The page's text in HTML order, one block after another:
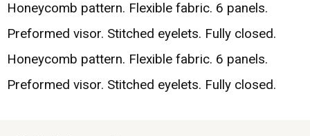
Honeycomb pattern. Flexible fabric. 6 panels.
Preformed visor. Stitched eyelets. Fully closed.
Honeycomb pattern. Flexible fabric. 6 panels.
Preformed visor. Stitched eyelets. Fully closed.